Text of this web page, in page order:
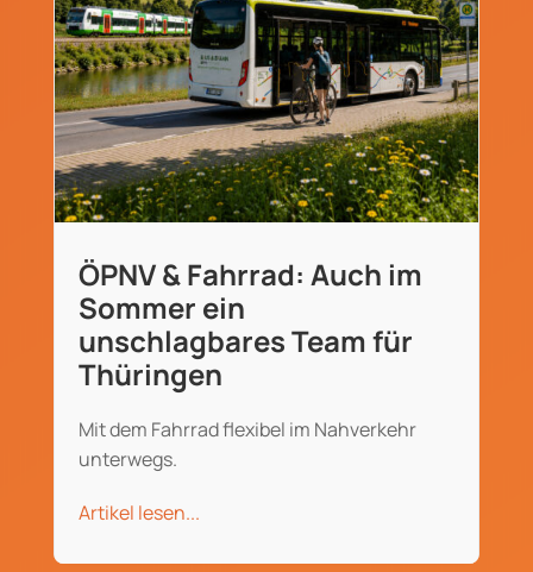
ÖPNV & Fahrrad: Auch im
Sommer ein
unschlagbares Team für
Thüringen
Mit dem Fahrrad flexibel im Nahverkehr
unterwegs.
Artikel lesen...